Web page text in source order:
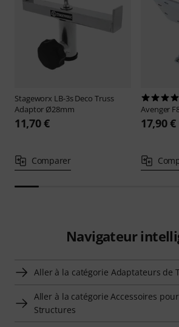
Stageworx LB-3s Deco Truss
Adaptor Ø28mm
11,70 €
Comparer
Avenger
17,90 €
Navigateur
Aller à la catégorie Adaptateurs de
Aller à la catégorie Accessoires
Structures